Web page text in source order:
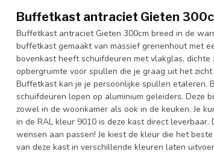
Buffetkast antraciet Gieten
Buffetkast antraciet Gieten 300cm breed in de
buffetkast gemaakt van massief grenenhout met
bovenkast heeft schuifdeuren met vlakglas,
opbergruimte voor spullen die je graag uit het
Buffetkast kan je je persoonlijke spullen etaleren.
schuifdeuren lopen op aluminium geleiders.
zowel in de woonkamer als ook in de keuken. Je
in de RAL kleur 9010 is deze kast direct
wensen aan passen! Je kiest de kleur die het
van deze kast in verschillende kleuren laten